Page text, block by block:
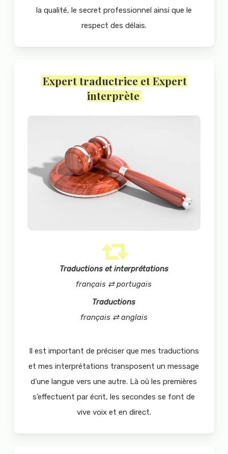
la qualité, le secret professionnel ainsi que le
respect des délais.
Expert traductrice et Expert
interprète
Traductions et interprétations
français ⇄ portugais
Traductions
français ⇄ anglais
Il est important de préciser que mes traductions
et mes interprétations transposent un message
d’une langue vers une autre. Là où les premières
s’effectuent par écrit, les secondes se font de
vive voix et en direct.